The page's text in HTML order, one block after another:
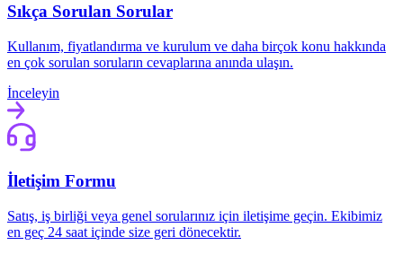
Sıkça Sorulan Sorular
Kullanım, fiyatlandırma ve kurulum ve daha birçok konu hakkında
en çok sorulan soruların cevaplarına anında ulaşın.
İnceleyin
İletişim Formu
Satış, iş birliği veya genel sorularınız için iletişime geçin. Ekibimiz
en geç 24 saat içinde size geri dönecektir.